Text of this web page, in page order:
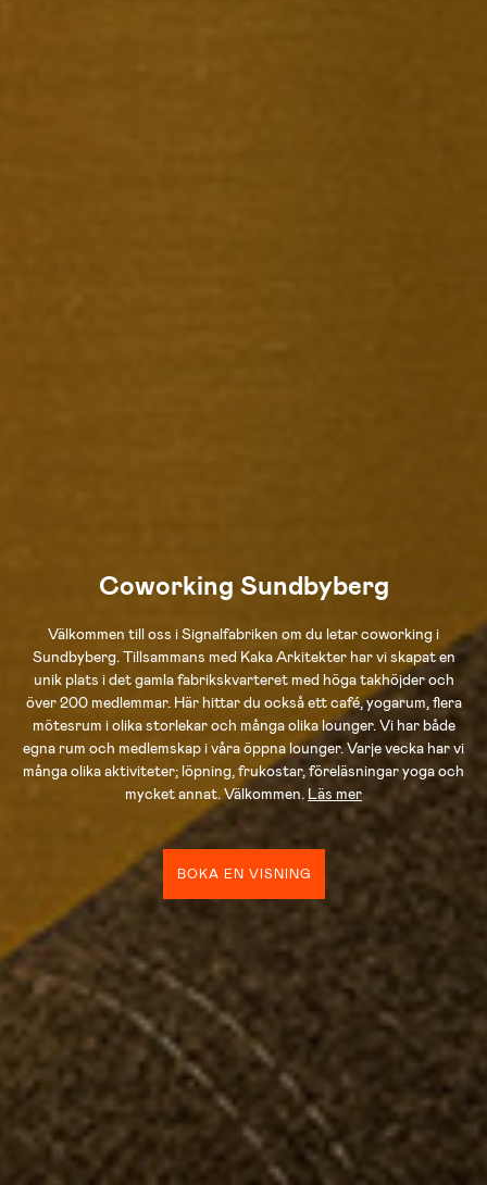
Coworking Sundbyberg
Välkommen till oss i Signalfabriken om du letar coworking i
Sundbyberg. Tillsammans med Kaka Arkitekter har vi skapat en
unik plats i det gamla fabrikskvarteret med höga takhöjder och
över 200 medlemmar. Här hittar du också ett café, yogarum, flera
mötesrum i olika storlekar och många olika lounger. Vi har både
egna rum och medlemskap i våra öppna lounger. Varje vecka har vi
många olika aktiviteter; löpning, frukostar, föreläsningar yoga och
mycket annat. Välkommen. Läs mer
BOKA EN VISNING